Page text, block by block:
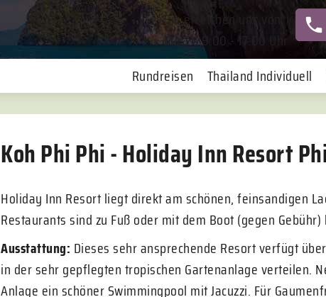
Sie erreichen uns von
Mo-Fr. 9:00 - 17:00 Uhr
Rundreisen Thailand Individuell
Koh Phi Phi - Holiday Inn Resort
Holiday Inn Resort liegt direkt am schönen, feinsandigen
Restaurants sind zu Fuß oder mit dem Boot (gegen
Ausstattung: Dieses sehr ansprechende Resort verfügt
in der sehr gepflegten tropischen Gartenanlage verteilen.
Anlage ein schöner Swimmingpool mit Jacuzzi. Für